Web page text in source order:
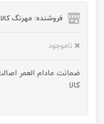
فروشنده: مهرنگ کالا
ناموجود
کالا